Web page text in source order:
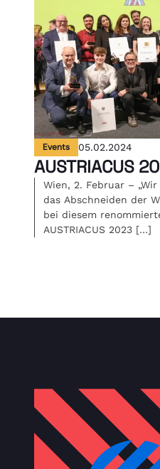
in einer Mensch-
Events 05.02.2024
AUSTRIACUS
Wien, 2. Februar –
das Abschneiden der
bei diesem
AUSTRIACUS 2023 […]